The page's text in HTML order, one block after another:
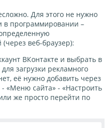
Для этого не нужно
в программировании –
(через веб-браузер):
ВКонтакте и выбрать в
загрузки рекламного
её нужно добавить через
«Меню сайта» - «Настроить
же просто перейти по